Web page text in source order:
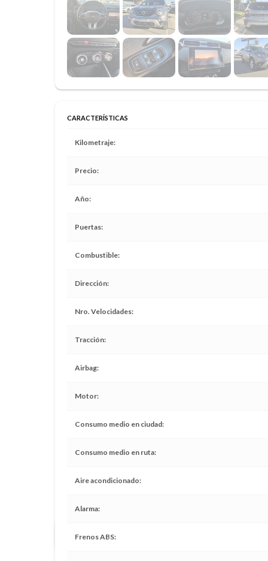
CARACTERÍSTICAS
Kilometraje
Precio
Año
Puertas
Combustible
Dirección
Nro. Velocidades
Tracción
Airbag
Motor
Consumo medio en ciudad
Consumo medio en ruta
Aire acondicionado
Alarma
Frenos ABS
Todos los servicios realizados en tiempo y forma